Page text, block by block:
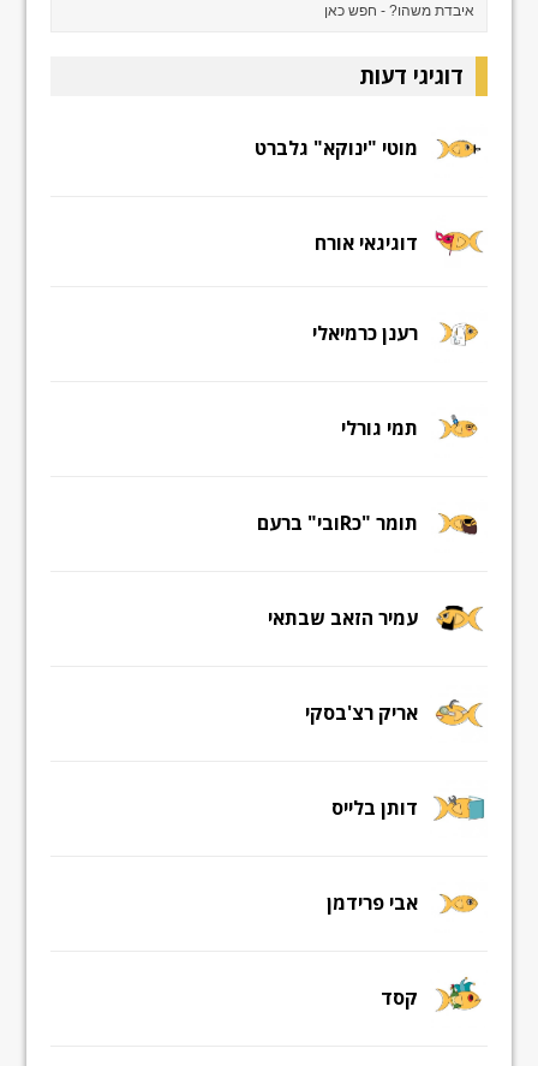
דוגיגי דעות
מוטי "ינוקא" גלברט
דוגיגאי אורח
רענן כרמיאלי
תמי גורלי
תומר "כRובי" ברעם
עמיר הזאב שבתאי
אריק רצ'בסקי
דותן בלייס
אבי פרידמן
קסד